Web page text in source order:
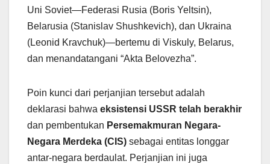
Uni Soviet—Federasi Rusia (Boris Yeltsin),
Belarusia (Stanislav Shushkevich), dan Ukraina
(Leonid Kravchuk)—bertemu di Viskuly, Belarus,
dan menandatangani “Akta Belovezha”.
Poin kunci dari perjanjian tersebut adalah
deklarasi bahwa eksistensi USSR telah berakhir
dan pembentukan Persemakmuran Negara-
Negara Merdeka (CIS) sebagai entitas longgar
antar-negara berdaulat. Perjanjian ini juga